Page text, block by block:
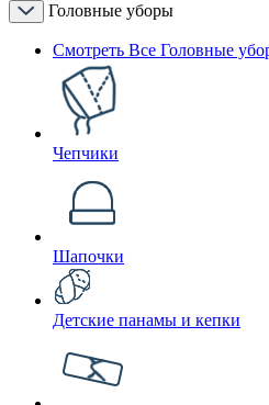
Головные уборы
Смотреть Все Головные
Чепчики
Шапочки
Детские панамы и кепки